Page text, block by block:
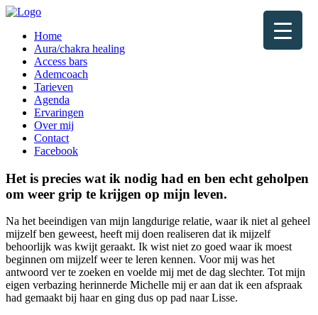
Home
Aura/chakra healing
Access bars
Ademcoach
Tarieven
Agenda
Ervaringen
Over mij
Contact
Facebook
Het is precies wat ik nodig had en ben echt geholpen
om weer grip te krijgen op mijn leven.
Na het beeindigen van mijn langdurige relatie, waar ik niet al geheel
mijzelf ben geweest, heeft mij doen realiseren dat ik mijzelf
behoorlijk was kwijt geraakt. Ik wist niet zo goed waar ik moest
beginnen om mijzelf weer te leren kennen. Voor mij was het
antwoord ver te zoeken en voelde mij met de dag slechter. Tot mijn
eigen verbazing herinnerde Michelle mij er aan dat ik een afspraak
had gemaakt bij haar en ging dus op pad naar Lisse.